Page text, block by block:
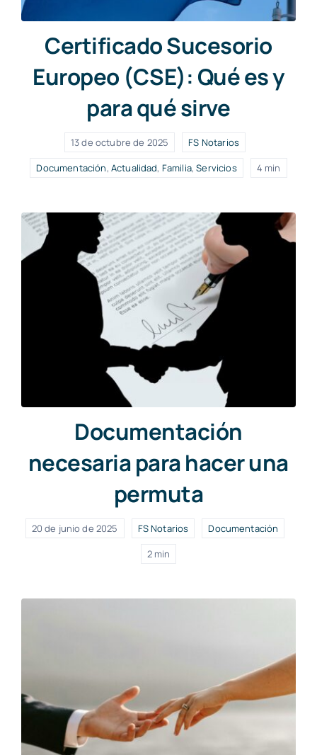
Certificado Sucesorio
Europeo (CSE): Qué es y
para qué sirve
13 de octubre de 2025
FS Notarios
Documentación, Actualidad, Familia,Servicios 4 min
Documentación
necesaria para hacer una
permuta
20 de junio de 2025 FS Notarios
Documentación
2 min